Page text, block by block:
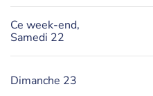
Ce week-end,
Samedi 22
Dimanche 23